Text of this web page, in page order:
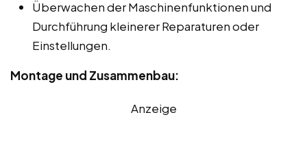
Überwachen der Maschinenfunktionen und
Durchführung kleinerer Reparaturen oder
Einstellungen.
Montage und Zusammenbau:
Anzeige